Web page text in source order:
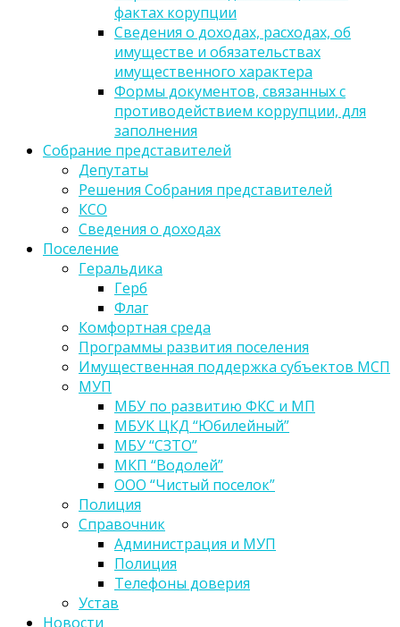
фактах корупции
Сведения о доходах, расходах, об
имуществе и обязательствах
имущественного характера
Формы документов, связанных с
противодействием коррупции, для
заполнения
Собрание представителей
Депутаты
Решения Собрания представителей
КСО
Сведения о доходах
Поселение
Геральдика
Герб
Флаг
Комфортная среда
Программы развития поселения
Имущественная поддержка субъектов МСП
МУП
МБУ по развитию ФКС и МП
МБУК ЦКД “Юбилейный”
МБУ “СЗТО”
МКП “Водолей”
ООО “Чистый поселок”
Полиция
Справочник
Администрация и МУП
Полиция
Телефоны доверия
Устав
Новости